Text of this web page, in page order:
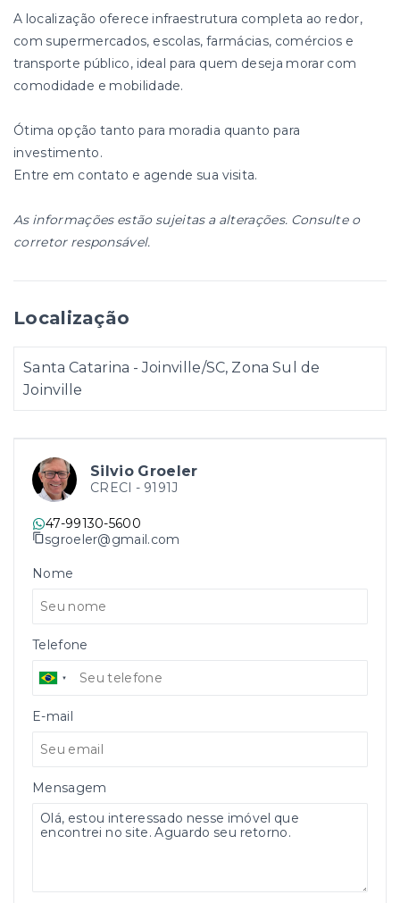
Silvio Groeler
CRECI - 9191J
47-99130-5600
sgroeler@gmail.com
Nome
Telefone
E-mail
Mensagem
A localização oferece infraestrutura completa ao redor,
com supermercados, escolas, farmácias, comércios e
transporte público, ideal para quem deseja morar com
comodidade e mobilidade.
Ótima opção tanto para moradia quanto para
investimento.
Entre em contato e agende sua visita.
As informações estão sujeitas a alterações. Consulte o
corretor responsável.
Localização
Santa Catarina - Joinville/SC, Zona Sul de
Joinville